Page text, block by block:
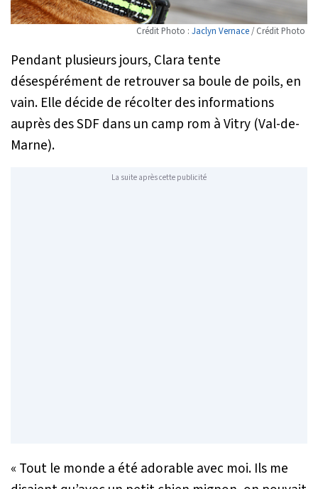
Crédit Photo : Jaclyn Vernace/ Crédit Photo
Pendant plusieurs jours, Clara tente
désespérément de retrouver sa boule de poils, en
vain. Elle décide de récolter des informations
auprès des SDF dans un camp rom à Vitry (Val-de-
Marne).
La suite après cette publicité
« Tout le monde a été adorable avec moi. Ils me